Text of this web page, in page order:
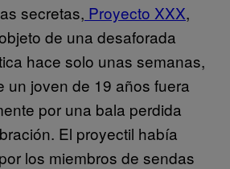
secretas, Proyecto XXX,
de una desaforada
hace solo unas semanas,
un joven de 19 años fuera
por una bala perdida
El proyectil había
los miembros de sendas